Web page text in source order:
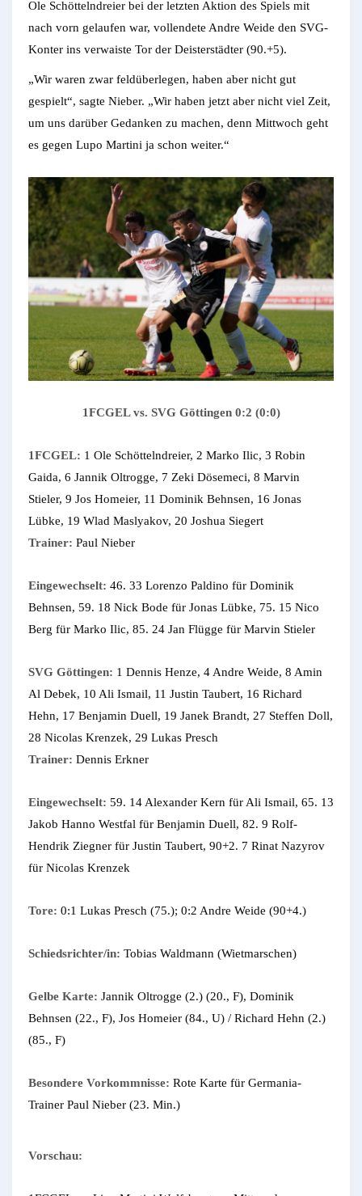
Ole Schöttelndreier bei der letzten Aktion des Spiels mit
nach vorn gelaufen war, vollendete Andre Weide den SVG-
Konter ins verwaiste Tor der Deisterstädter (90.+5).
„Wir waren zwar feldüberlegen, haben aber nicht gut
gespielt“, sagte Nieber. „Wir haben jetzt aber nicht viel Zeit,
um uns darüber Gedanken zu machen, denn Mittwoch geht
es gegen Lupo Martini ja schon weiter.“
1FCGEL vs. SVG Göttingen 0:2 (0:0)
1FCGEL: 1 Ole Schöttelndreier, 2 Marko Ilic, 3 Robin
Gaida, 6 Jannik Oltrogge, 7 Zeki Dösemeci, 8 Marvin
Stieler, 9 Jos Homeier, 11 Dominik Behnsen, 16 Jonas
Lübke, 19 Wlad Maslyakov, 20 Joshua Siegert
Trainer: Paul Nieber
Eingewechselt: 46. 33 Lorenzo Paldino für Dominik
Behnsen, 59. 18 Nick Bode für Jonas Lübke, 75. 15 Nico
Berg für Marko Ilic, 85. 24 Jan Flügge für Marvin Stieler
SVG Göttingen: 1 Dennis Henze, 4 Andre Weide, 8 Amin
Al Debek, 10 Ali Ismail, 11 Justin Taubert, 16 Richard
Hehn, 17 Benjamin Duell, 19 Janek Brandt, 27 Steffen Doll,
28 Nicolas Krenzek, 29 Lukas Presch
Trainer: Dennis Erkner
Eingewechselt: 59. 14 Alexander Kern für Ali Ismail, 65. 13
Jakob Hanno Westfal für Benjamin Duell, 82. 9 Rolf-
Hendrik Ziegner für Justin Taubert, 90+2. 7 Rinat Nazyrov
für Nicolas Krenzek
Tore: 0:1 Lukas Presch (75.); 0:2 Andre Weide (90+4.)
Schiedsrichter/in: Tobias Waldmann (Wietmarschen)
Gelbe Karte: Jannik Oltrogge (2.) (20., F), Dominik
Behnsen (22., F), Jos Homeier (84., U) / Richard Hehn (2.)
(85., F)
Besondere Vorkommnisse: Rote Karte für Germania-
Trainer Paul Nieber (23. Min.)
Vorschau: